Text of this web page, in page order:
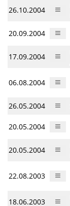
26.10.2004
20.09.2004
17.09.2004
06.08.2004
26.05.2004
20.05.2004
20.05.2004
22.08.2003
18.06.2003